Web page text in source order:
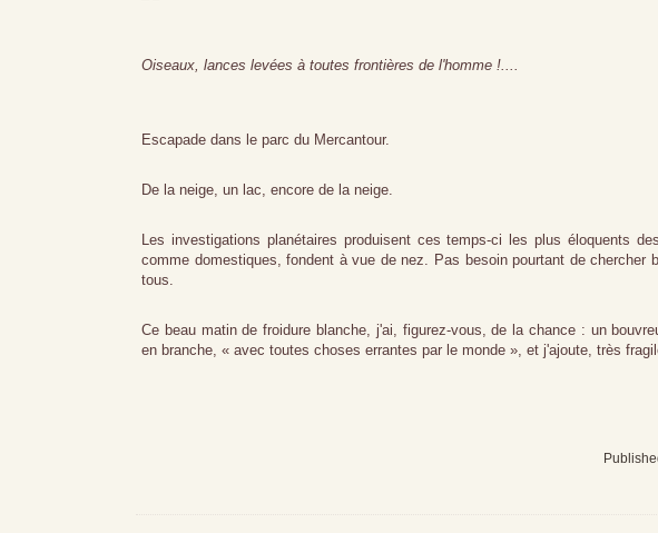
Oiseaux, lances levées à toutes frontières de l'homme !....
Escapade dans le parc du Mercantour.
De la neige, un lac, encore de la neige.
Les investigations planétaires produisent ces temps-ci les plus éloquents
comme domestiques, fondent à vue de nez. Pas besoin pourtant de chercher
tous.
Ce beau matin de froidure blanche, j'ai, figurez-vous, de la chance : un
en branche, « avec toutes choses errantes par le monde », et j'ajoute, très